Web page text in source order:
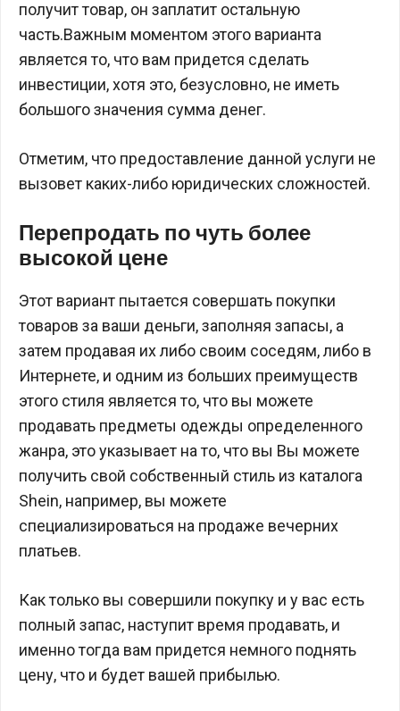
получит товар, он заплатит остальную
часть.Важным моментом этого варианта
является то, что вам придется сделать
инвестиции, хотя это, безусловно, не иметь
большого значения сумма денег.
Отметим, что предоставление данной услуги не
вызовет каких-либо юридических сложностей.
Перепродать по чуть более
высокой цене
Этот вариант пытается совершать покупки
товаров за ваши деньги, заполняя запасы, а
затем продавая их либо своим соседям, либо в
Интернете, и одним из больших преимуществ
этого стиля является то, что вы можете
продавать предметы одежды определенного
жанра, это указывает на то, что вы Вы можете
получить свой собственный стиль из каталога
Shein, например, вы можете
специализироваться на продаже вечерних
платьев.
Как только вы совершили покупку и у вас есть
полный запас, наступит время продавать, и
именно тогда вам придется немного поднять
цену, что и будет вашей прибылью.